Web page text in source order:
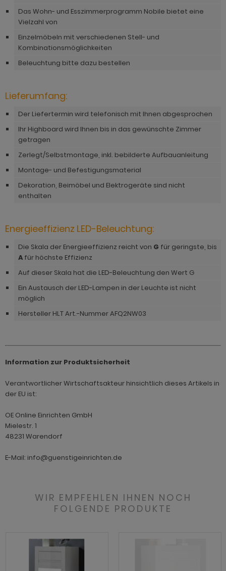
Das Wohn- und Esszimmerprogramm Nobile bietet eine
Vielzahl von
Einzelmöbeln mit verschiedenen Stell- und
Kombinationsmöglichkeiten
Beleuchtung bitte dazu bestellen
Lieferumfang:
Der Liefertermin wird telefonisch mit Ihnen abgesprochen
Ihr Highboard wird Ihnen bis in das gewünschte Zimmer
getragen
Zerlegt/Selbstmontage, inkl. bebilderte Aufbauanleitung
Montage- und Befestigungsmaterial
Dekoration, Beimöbel und Elektrogeräte sind nicht
enthalten
Energieeffizienz LED-Beleuchtung:
Die Skala der Energieeffizienz reicht von G für geringste, bis
A für höchste Effizienz
Auf dieser Skala hat die LED-Beleuchtung den Wert G
Ein Austausch der LED-Lampen in der Leuchte ist nicht
möglich
Hersteller HLT Art.-Nummer AFQ2NW03
Information zur Produktsicherheit
Verantwortlicher Wirtschaftsakteur hinsichtlich dieses Artikels in
der EU ist:
OE Online Einrichten GmbH
Mielestr. 1
48231 Warendorf
E-Mail: info@guenstigeinrichten.de
WIR EMPFEHLEN IHNEN NOCH
FOLGENDE PRODUKTE
Vestland
Ward
Stove weiß Pinie
Stream
Sumatra
Synnax
Timber
Tomaso
Tyler
Vestland
Ward